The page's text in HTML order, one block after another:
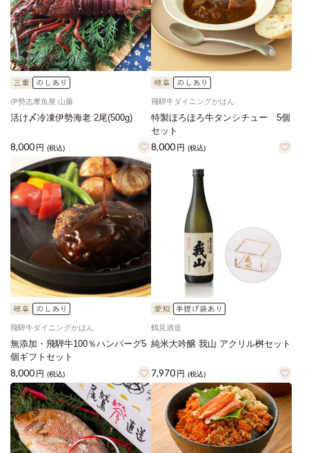
伊勢志摩魚屋 山藤
活け〆冷凍伊勢海老 2尾(500g)
8,000 円 (税込)
飛騨牛ダイニングかはん
特製ほろほろ牛タンシチュー 5個
セット
8,000 円 (税込)
飛騨牛ダイニングかはん
無添加・飛騨牛100％ハンバーグ5
個ギフトセット
8,000 円 (税込)
鶴見酒造
純米大吟醸 我山 アクリル桝セット
7,970 円 (税込)